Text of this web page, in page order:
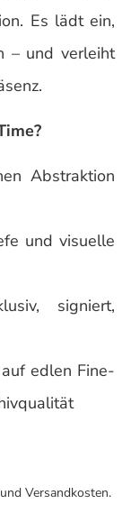
Es lädt ein,
– und verleiht
Abstraktion
und visuelle
signiert,
edlen Fine-
Versandkosten.